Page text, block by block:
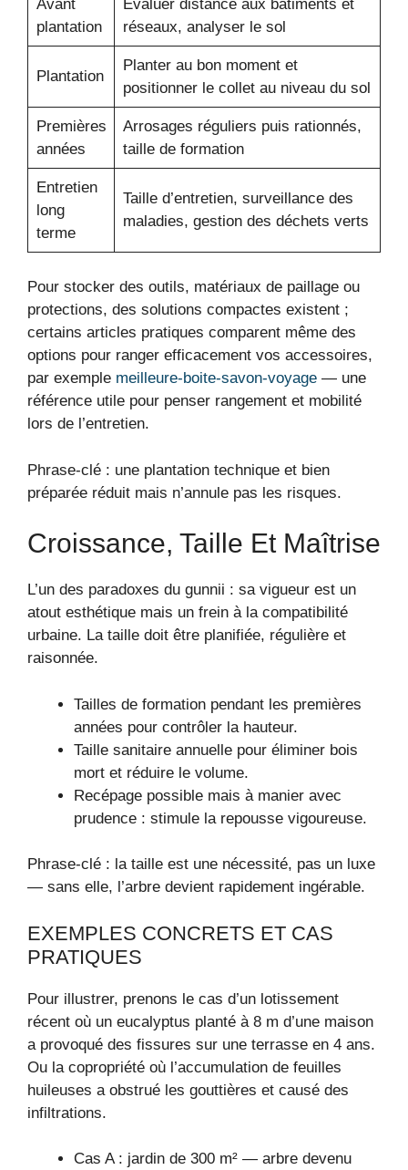
Avant
plantation
Évaluer distance aux bâtiments et
réseaux, analyser le sol
Plantation
Planter au bon moment et
positionner le collet au niveau du sol
Premières
années
Arrosages réguliers puis rationnés,
taille de formation
Entretien
long
terme
Taille d’entretien, surveillance des
maladies, gestion des déchets verts
Pour stocker des outils, matériaux de paillage ou
protections, des solutions compactes existent ;
certains articles pratiques comparent même des
options pour ranger efficacement vos accessoires,
par exemple meilleure-boite-savon-voyage — une
référence utile pour penser rangement et mobilité
lors de l’entretien.
Phrase-clé : une plantation technique et bien
préparée réduit mais n’annule pas les risques.
Croissance, Taille Et Maîtrise
L’un des paradoxes du gunnii : sa vigueur est un
atout esthétique mais un frein à la compatibilité
urbaine. La taille doit être planifiée, régulière et
raisonnée.
Tailles de formation pendant les premières
années pour contrôler la hauteur.
Taille sanitaire annuelle pour éliminer bois
mort et réduire le volume.
Recépage possible mais à manier avec
prudence : stimule la repousse vigoureuse.
Phrase-clé : la taille est une nécessité, pas un luxe
— sans elle, l’arbre devient rapidement ingérable.
EXEMPLES CONCRETS ET CAS
PRATIQUES
Pour illustrer, prenons le cas d’un lotissement
récent où un eucalyptus planté à 8 m d’une maison
a provoqué des fissures sur une terrasse en 4 ans.
Ou la copropriété où l’accumulation de feuilles
huileuses a obstrué les gouttières et causé des
infiltrations.
Cas A : jardin de 300 m² — arbre devenu